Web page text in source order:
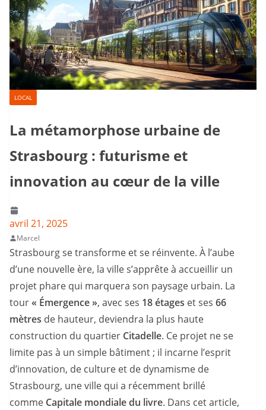
LOCAL
La métamorphose urbaine de
Strasbourg : futurisme et
innovation au cœur de la ville
avril 21, 2025
Marcel
Strasbourg se transforme et se réinvente. À l’aube
d’une nouvelle ère, la ville s’apprête à accueillir un
projet phare qui marquera son paysage urbain. La
tour« Émergence », avec ses 18 étages et ses 66
mètres de hauteur, deviendra la plus haute
construction du quartier Citadelle. Ce projet ne se
limite pas à un simple bâtiment ; il incarne l’esprit
d’innovation, de culture et de dynamisme de
Strasbourg, une ville qui a récemment brillé
comme Capitale mondiale du livre. Dans cet article,